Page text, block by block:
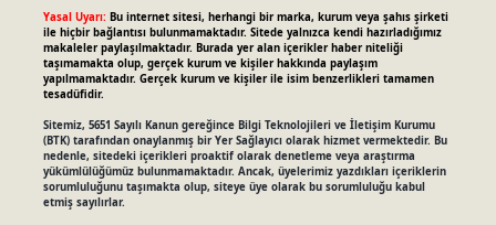
Yasal Uyarı: Bu internet sitesi, herhangi bir marka, kurum veya şahıs şirketi
ile hiçbir bağlantısı bulunmamaktadır. Sitede yalnızca kendi hazırladığımız
makaleler paylaşılmaktadır. Burada yer alan içerikler haber niteliği
taşımamakta olup, gerçek kurum ve kişiler hakkında paylaşım
yapılmamaktadır. Gerçek kurum ve kişiler ile isim benzerlikleri tamamen
tesadüfidir.
Sitemiz, 5651 Sayılı Kanun gereğince Bilgi Teknolojileri ve İletişim Kurumu
(BTK) tarafından onaylanmış bir Yer Sağlayıcı olarak hizmet vermektedir. Bu
nedenle, sitedeki içerikleri proaktif olarak denetleme veya araştırma
yükümlülüğümüz bulunmamaktadır. Ancak, üyelerimiz yazdıkları içeriklerin
sorumluluğunu taşımakta olup, siteye üye olarak bu sorumluluğu kabul
etmiş sayılırlar.